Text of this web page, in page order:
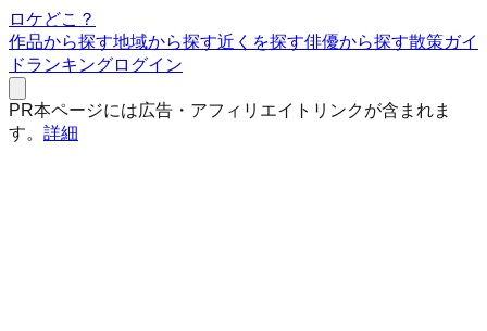
ロケどこ？
作品から探す地域から探す近くを探す俳優から探す散策ガイ
ドランキングログイン
PR本ページには広告・アフィリエイトリンクが含まれま
す。 詳細